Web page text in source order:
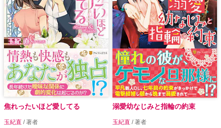
焦れったいほど愛してる
玉紀直 / 著者
溺愛幼なじみと指輪の約束
玉紀直 / 著者